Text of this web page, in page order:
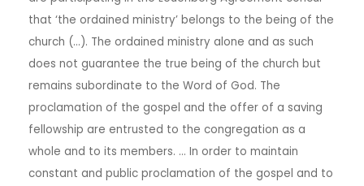
that ‘the ordained ministry’ belongs to the being of the
church (…). The ordained ministry alone and as such
does not guarantee the true being of the church but
remains subordinate to the Word of God. The
proclamation of the gospel and the offer of a saving
fellowship are entrusted to the congregation as a
whole and to its members. … In order to maintain
constant and public proclamation of the gospel and to